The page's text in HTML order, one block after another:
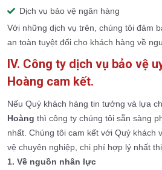
Dịch vụ bảo vệ ngân hàng
Với những dịch vụ trên, chúng tôi đảm
an toàn tuyệt đối cho khách hàng về
IV. Công ty dịch vụ bảo vệ
Hoàng cam kết.
Nếu Quý khách hàng tin tưởng và lựa
Hoàng thì công ty chúng tôi sẵn sàng
nhất. Chúng tôi cam kết với Quý khách
vệ chuyên nghiệp, chi phí hợp lý nhất
1. Về nguồn nhân lực